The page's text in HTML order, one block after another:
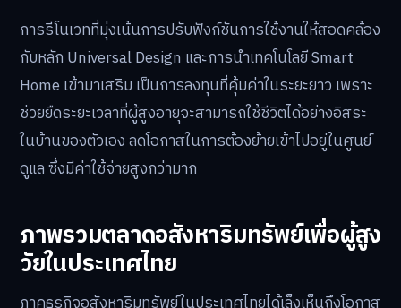
การรีโนเวทที่มุ่งเน้นการปรับฟังก์ชันการใช้งานให้สอดคล้อง
กับหลัก Universal Design และการนำเทคโนโลยี Smart
Home เข้ามาเสริม เป็นการลงทุนที่คุ้มค่าในระยะยาว เพราะ
ช่วยยืดระยะเวลาที่ผู้สูงอายุจะสามารถใช้ชีวิตได้อย่างอิสระ
ในบ้านของตัวเอง ลดโอกาสในการต้องย้ายเข้าไปอยู่ในศูนย์
ดูแล ซึ่งมีค่าใช้จ่ายสูงกว่ามาก
ภาพรวมตลาดอสังหาริมทรัพย์เพื่อผู้สูง
วัยในประเทศไทย